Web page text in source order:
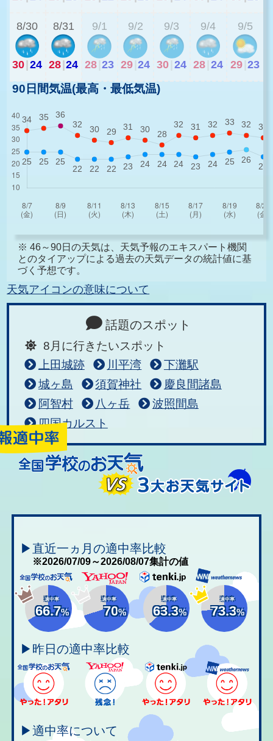
8/30
30 24
8/31
28 24
9/1
28 23
9/2
29 24
9/3
30 24
9/4
28 24
9/5
29 23
90日間気温(最高・最低気温)
※ 46～90日の天気は、天気予報のエキスパート機関
とのタイアップによる過去の天気データの統計値に基
づく予想です。
天気アイコンの意味について
話題のスポット
8月に行きたいスポット
上田城跡
川平湾
下灘駅
城ヶ島
須賀神社
慶良間諸島
阿智村
八ヶ岳
波照間島
四国カルスト
▶直近一ヵ月の適中率比較
※2026/07/09～2026/08/07集計の値
適中率
66.7%
適中率
70%
適中率
63.3%
適中率
73.3%
▶昨日の適中率比較
▶適中率について